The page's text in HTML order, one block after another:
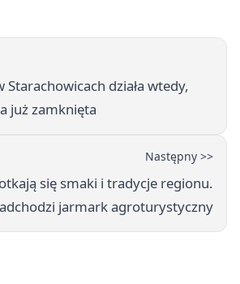
działa wtedy,
już zamknięta
Następny >>
się smaki i tradycje regionu.
jarmark agroturystyczny